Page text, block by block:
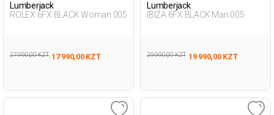
Lumberjack
ROLEX 6FX BLACK Woman 005
27 990,00 KZT 17 990,00 KZT
Lumberjack
IBIZA 6FX BLACK Man 005
29 990,00 KZT 19 990,00 KZT